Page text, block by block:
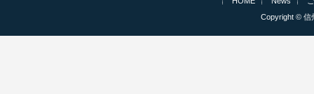
Copyright © 信